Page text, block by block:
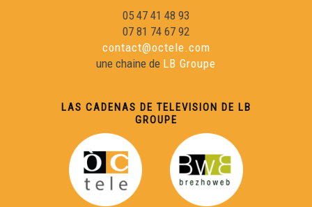
Maquinas de véder
Los viatges espacio-temporaus
Lo fautulh deu Diable - Los secrets de Fred
Las pèiras Jaumatras - Los secrets de Fred
Los secrets deu chasteu Chervic - Los Secrets de Fred
05 47 41 48 93
07 81 74 67 92
contact@octele.com
une chaine de LB Groupe
LAS CADENAS DE TELEVISION DE LB
GROUPE